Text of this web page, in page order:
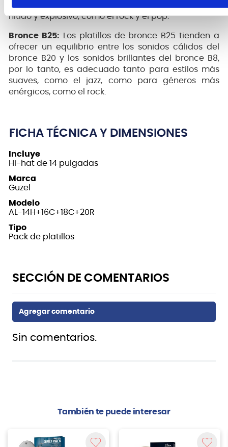
para estilos musicales que requieren un sonido
nítido y explosivo, como el rock y el pop.
Bronce B25: Los platillos de bronce B25 tienden a
ofrecer un equilibrio entre los sonidos cálidos del
bronce B20 y los sonidos brillantes del bronce B8,
por lo tanto, es adecuado tanto para estilos más
suaves, como el jazz, como para géneros más
enérgicos, como el rock.
FICHA TÉCNICA Y DIMENSIONES
Incluye
Hi-hat de 14 pulgadas
Marca
Guzel
Modelo
AL-14H+16C+18C+20R
Tipo
Pack de platillos
Sin comentarios.
También te puede interesar